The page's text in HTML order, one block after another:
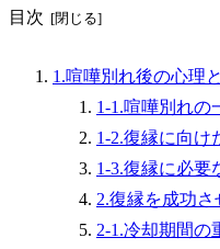
目次
1.喧嘩別れ後の心理
1-1.喧嘩別れの
1-2.復縁に向け
1-3.復縁に必要
2.復縁を成功
2-1.冷却期間の